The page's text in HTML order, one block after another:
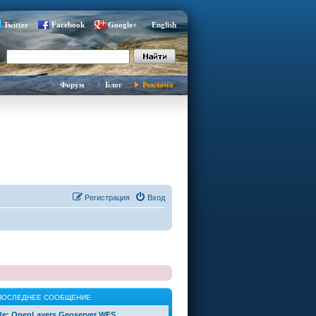
Twitter Facebook Google+ English
Форум Блог Реклама
Вход
Регистрация
СООБЩЕНИЕ